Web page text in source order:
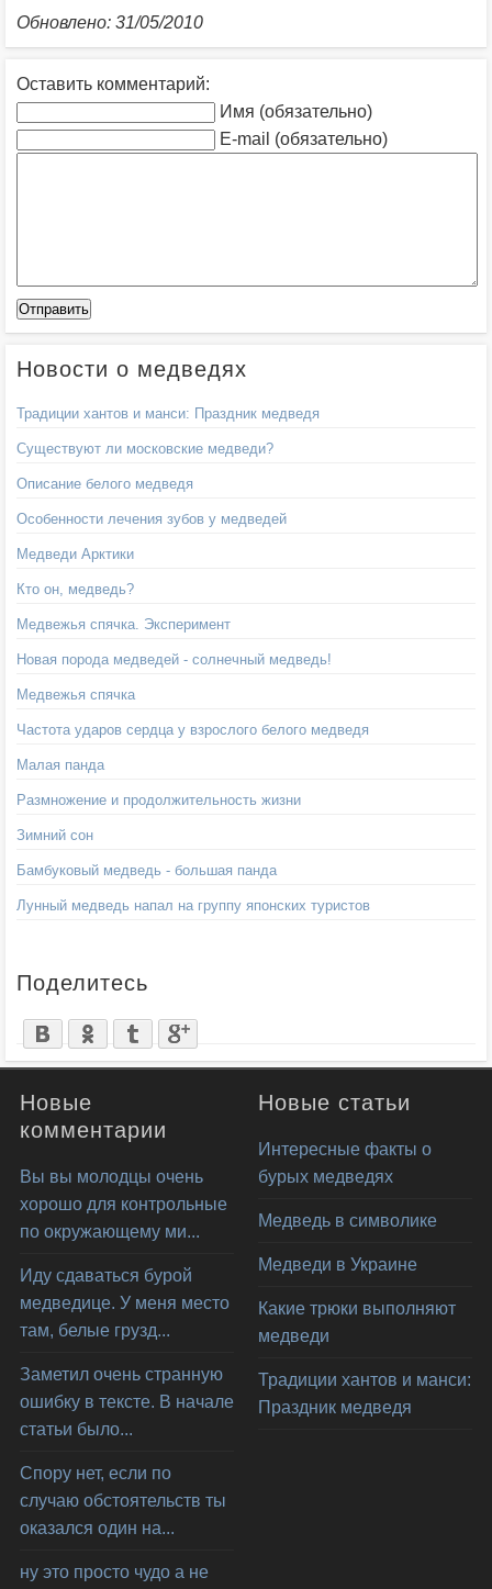
Обновлено: 31/05/2010
Оставить комментарий:
Имя (обязательно)
E-mail (обязательно)
Новости о медведях
Традиции хантов и манси: Праздник медведя
Существуют ли московские медведи?
Описание белого медведя
Особенности лечения зубов у медведей
Медведи Арктики
Кто он, медведь?
Медвежья спячка. Эксперимент
Новая порода медведей - солнечный медведь!
Медвежья спячка
Частота ударов сердца у взрослого белого медведя
Малая панда
Размножение и продолжительность жизни
Зимний сон
Бамбуковый медведь - большая панда
Лунный медведь напал на группу японских туристов
Поделитесь
Новые
комментарии
Вы вы молодцы очень
хорошо для контрольные
по окружающему ми...
Иду сдаваться бурой
медведице. У меня место
там, белые грузд...
Заметил очень странную
ошибку в тексте. В начале
статьи было...
Спору нет, если по
случаю обстоятельств ты
оказался один на...
ну это просто чудо а не
Новые статьи
Интересные факты о
бурых медведях
Медведь в символике
Медведи в Украине
Какие трюки выполняют
медведи
Традиции хантов и манси:
Праздник медведя